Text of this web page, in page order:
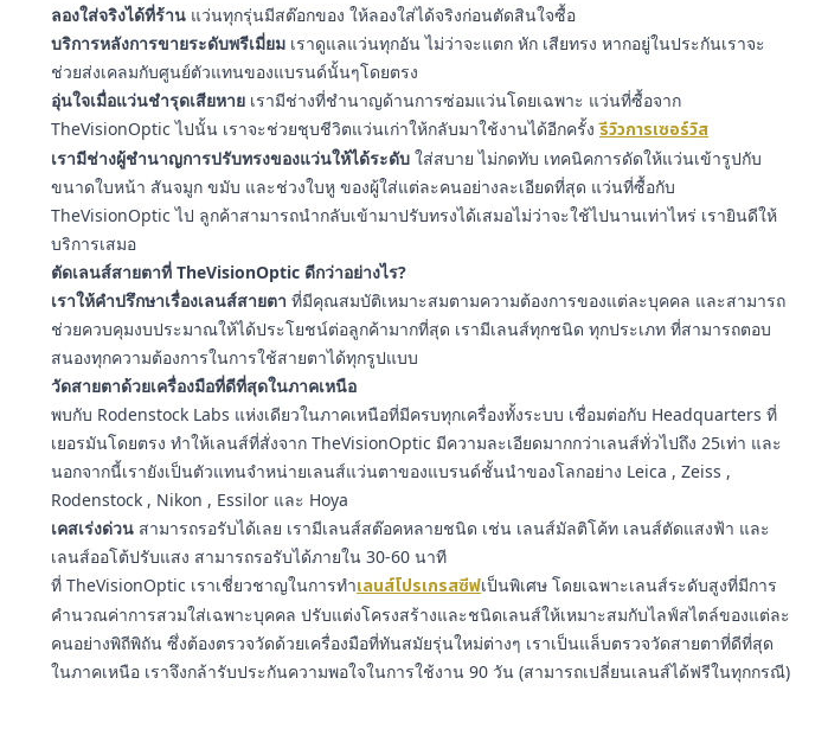
ลองใส่จริงได้ที่ร้าน แว่นทุกรุ่นมีสต๊อกของ ให้ลองใส่ได้จริงก่อนตัดสินใจซื้อ
บริการหลังการขายระดับพรีเมี่ยม เราดูแลแว่นทุกอัน ไม่ว่าจะแตก หัก เสียทรง หากอยู่ในประกันเราจะ
ช่วยส่งเคลมกับศูนย์ตัวแทนของแบรนด์นั้นๆโดยตรง
อุ่นใจเมื่อแว่นชำรุดเสียหาย เรามีช่างที่ชำนาญด้านการซ่อมแว่นโดยเฉพาะ แว่นที่ซื้อจาก
TheVisionOptic ไปนั้น เราจะช่วยชุบชีวิตแว่นเก่าให้กลับมาใช้งานได้อีกครั้งรีวิวการเซอร์วิส
เรามีช่างผู้ชำนาญการปรับทรงของแว่นให้ได้ระดับ ใส่สบาย ไม่กดทับ เทคนิคการดัดให้แว่นเข้ารูปกับ
ขนาดใบหน้า สันจมูก ขมับ และช่วงใบหู ของผู้ใส่แต่ละคนอย่างละเอียดที่สุด แว่นที่ซื้อกับ
TheVisionOptic ไป ลูกค้าสามารถนำกลับเข้ามาปรับทรงได้เสมอไม่ว่าจะใช้ไปนานเท่าไหร่ เรายินดีให้
บริการเสมอ
ตัดเลนส์สายตาที่ TheVisionOptic ดีกว่าอย่างไร?
เราให้คำปรึกษาเรื่องเลนส์สายตา ที่มีคุณสมบัติเหมาะสมตามความต้องการของแต่ละบุคคล และสามารถ
ช่วยควบคุมงบประมาณให้ได้ประโยชน์ต่อลูกค้ามากที่สุด เรามีเลนส์ทุกชนิด ทุกประเภท ที่สามารถตอบ
สนองทุกความต้องการในการใช้สายตาได้ทุกรูปแบบ
วัดสายตาด้วยเครื่องมือที่ดีที่สุดในภาคเหนือ
พบกับ Rodenstock Labs แห่งเดียวในภาคเหนือที่มีครบทุกเครื่องทั้งระบบ เชื่อมต่อกับ Headquarters ที่
เยอรมันโดยตรง ทำให้เลนส์ที่สั่งจาก TheVisionOptic มีความละเอียดมากกว่าเลนส์ทั่วไปถึง 25เท่า และ
นอกจากนี้เรายังเป็นตัวแทนจำหน่ายเลนส์แว่นตาของแบรนด์ชั้นนำของโลกอย่าง Leica , Zeiss ,
Rodenstock , Nikon , Essilor และ Hoya
เคสเร่งด่วน สามารถรอรับได้เลย เรามีเลนส์สต๊อคหลายชนิด เช่น เลนส์มัลติโค้ท เลนส์ตัดแสงฟ้า และ
เลนส์ออโต้ปรับแสง สามารถรอรับได้ภายใน 30-60 นาที
ที่ TheVisionOptic เราเชี่ยวชาญในการทำเลนส์โปรเกรสซีฟเป็นพิเศษ โดยเฉพาะเลนส์ระดับสูงที่มีการ
คำนวณค่าการสวมใส่เฉพาะบุคคล ปรับแต่งโครงสร้างและชนิดเลนส์ให้เหมาะสมกับไลฟ์สไตล์ของแต่ละ
คนอย่างพิถีพิถัน ซึ่งต้องตรวจวัดด้วยเครื่องมือที่ทันสมัยรุ่นใหม่ต่างๆ เราเป็นแล็บตรวจวัดสายตาที่ดีที่สุด
ในภาคเหนือ เราจึงกล้ารับประกันความพอใจในการใช้งาน 90 วัน (สามารถเปลี่ยนเลนส์ได้ฟรีในทุกกรณี)